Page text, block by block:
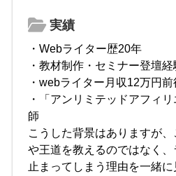
実績
・Webライター歴20年
・教材制作・セミナー登壇経
・webライター月収12万円
・「アンリミテッドアフィ
師
こうした背景はありますが
や王道を教えるのではなく
止まってしまう理由を一緒